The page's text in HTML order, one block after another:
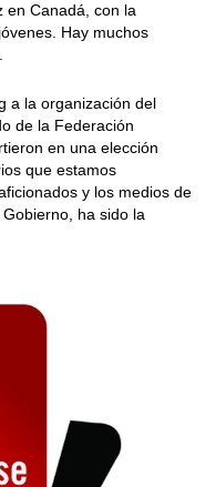
en Canadá, con la
Hay muchos
a la organización del
de la Federación
en una elección
que estamos
y los medios de
ha sido la